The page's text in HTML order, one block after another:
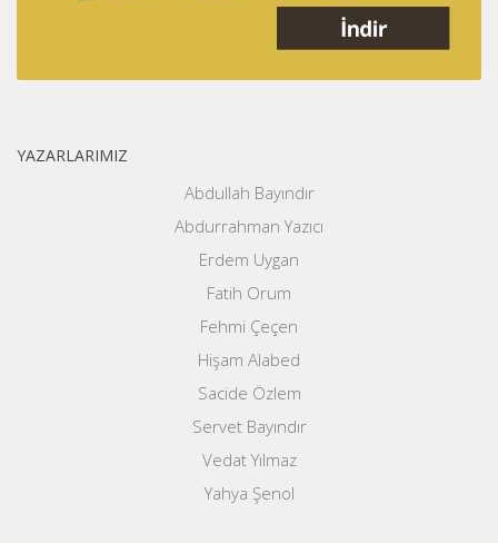
YAZARLARIMIZ
Abdullah Bayındır
Abdurrahman Yazıcı
Erdem Uygan
Fatih Orum
Fehmi Çeçen
Hişam Alabed
Sacide Özlem
Servet Bayındır
Vedat Yılmaz
Yahya Şenol